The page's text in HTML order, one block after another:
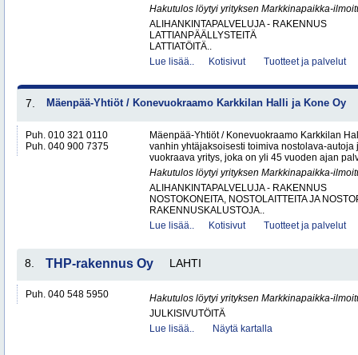
Hakutulos löytyi yrityksen Markkinapaikka-
ALIHANKINTAPALVELUJA - RAKENNUS
LATTIANPÄÄLLYSTEITÄ
LATTIATÖITÄ..
Lue lisää..
Kotisivut Tuotteet ja palvelut
7. Mäenpää-Yhtiöt / Konevuokraamo Karkkilan Halli ja Kone Oy
Puh. 010 321 0110
Puh. 040 900 7375
Mäenpää-Yhtiöt / Konevuokraamo Karkkilan
vanhin yhtäjaksoisesti toimiva nostolava-autoja
vuokraava yritys, joka on yli 45 vuoden ajan
Hakutulos löytyi yrityksen Markkinapaikka-
ALIHANKINTAPALVELUJA - RAKENNUS
NOSTOKONEITA, NOSTOLAITTEITA JA
RAKENNUSKALUSTOJA..
Lue lisää..
Kotisivut Tuotteet ja palvelut
8. THP-rakennus Oy LAHTI
Puh. 040 548 5950
Hakutulos löytyi yrityksen Markkinapaikka-
JULKISIVUTÖITÄ
Lue lisää..
Näytä kartalla